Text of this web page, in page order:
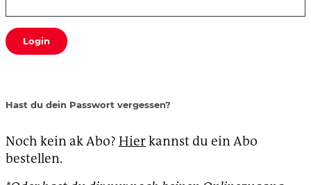
Login
Hast du dein Passwort vergessen?
Noch kein ak Abo? Hierkannst du ein Abo
bestellen.